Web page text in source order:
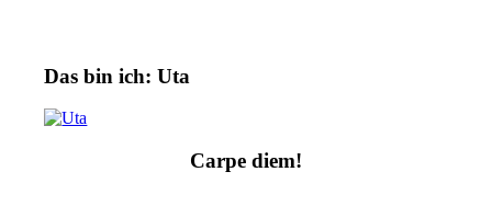
Das bin ich: Uta
Carpe diem!